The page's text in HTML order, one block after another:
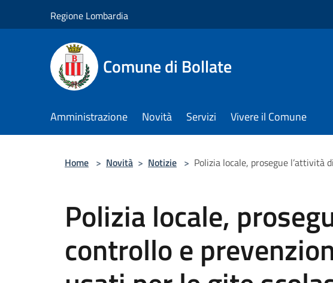
Regione Lombardia
Comune di Bollate
Amministrazione Novità Servizi Vivere il Comune
Home > Novità > Notizie > Polizia locale, prosegue l’attività
Polizia locale,
controllo e